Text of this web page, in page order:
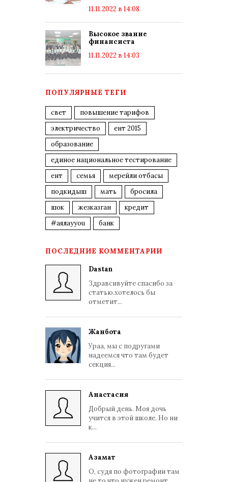
11.11.2022 в 14:08
Высокое звание
финансиста
11.11.2022 в 14:03
ПОПУЛЯРНЫЕ ТЕГИ
свет
повышение тарифов
электричество
ент 2015
образование
единое национальное тестирование
ент
семья
мерейли отбасы
подкидыш
мать
бросила
шок
жезказган
кредит
#аялауyou
банк
ПОСЛЕДНИЕ КОММЕНТАРИИ
Dastan
Здравсивуйте спасибо за
статью.хотелось бы
отметит...
Жанбота
Ураа, мы с подругами
надеемся что там будет
секция...
Анастасия
Добрый день. Моя дочь
учится в этой школе. Но ни
к...
Азамат
О, судя по фотографии там